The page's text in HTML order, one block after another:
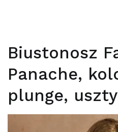
Biustonosz
Panache,
plunge,